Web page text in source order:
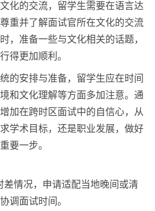
化的交流，留学生需要在语言达
重并了解面试官所在文化的交流
，准备一些与文化相关的话题，
得更加顺利。
的安排与准备，留学生应在时间
和文化理解等方面多加注意。通
加在跨时区面试中的自信心，从
学术目标，还是职业发展，做好
要一步。
差情况，申请适配当地晚间或清
调面试时间。